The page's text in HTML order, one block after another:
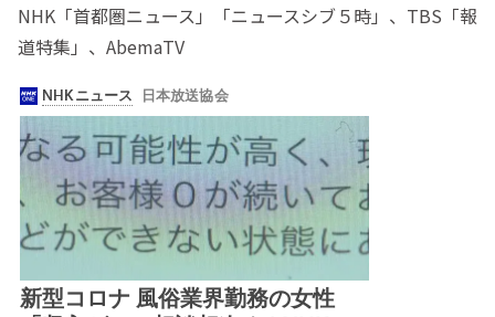
NHK「首都圏ニュース」「ニュースシブ５時」、TBS「報
道特集」、AbemaTV